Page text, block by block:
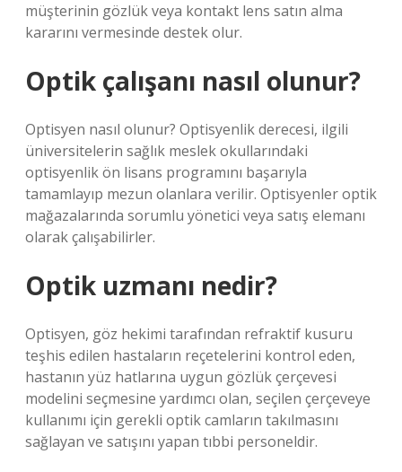
müşterinin gözlük veya kontakt lens satın alma
kararını vermesinde destek olur.
Optik çalışanı nasıl olunur?
Optisyen nasıl olunur? Optisyenlik derecesi, ilgili
üniversitelerin sağlık meslek okullarındaki
optisyenlik ön lisans programını başarıyla
tamamlayıp mezun olanlara verilir. Optisyenler optik
mağazalarında sorumlu yönetici veya satış elemanı
olarak çalışabilirler.
Optik uzmanı nedir?
Optisyen, göz hekimi tarafından refraktif kusuru
teşhis edilen hastaların reçetelerini kontrol eden,
hastanın yüz hatlarına uygun gözlük çerçevesi
modelini seçmesine yardımcı olan, seçilen çerçeveye
kullanımı için gerekli optik camların takılmasını
sağlayan ve satışını yapan tıbbi personeldir.